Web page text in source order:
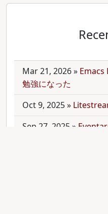
Mar 21, 2026»
勉強になった
Oct 9, 2025»
Sep 27, 2025 »